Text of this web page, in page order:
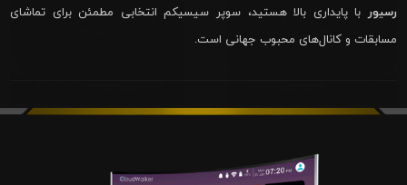
رسیور با پایداری بالا هستید، سوپر سیسیکم انتخابی مطمئن برای تماشای
مسابقات و کانال‌های محبوب جهانی است.